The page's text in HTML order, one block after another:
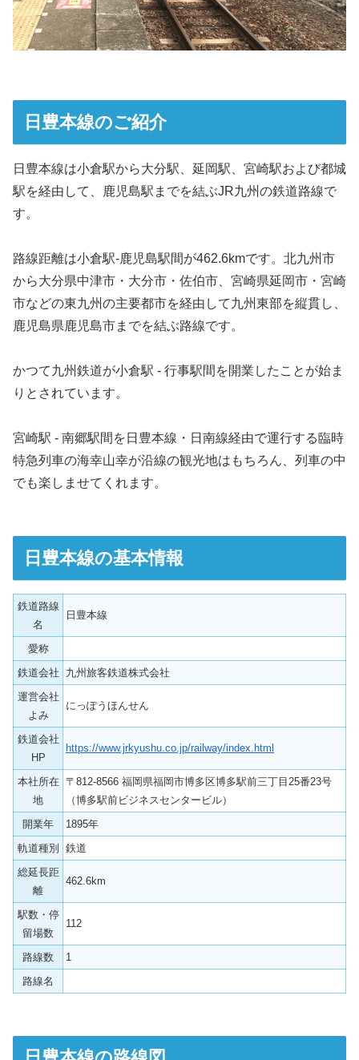
日豊本線のご紹介
日豊本線は小倉駅から大分駅、延岡駅、宮崎駅および都城
駅を経由して、鹿児島駅までを結ぶJR九州の鉄道路線で
す。
路線距離は小倉駅-鹿児島駅間が462.6kmです。北九州市
から大分県中津市・大分市・佐伯市、宮崎県延岡市・宮崎
市などの東九州の主要都市を経由して九州東部を縦貫し、
鹿児島県鹿児島市までを結ぶ路線です。
かつて九州鉄道が小倉駅 - 行事駅間を開業したことが始ま
りとされています。
宮崎駅 - 南郷駅間を日豊本線・日南線経由で運行する臨時
特急列車の海幸山幸が沿線の観光地はもちろん、列車の中
でも楽しませてくれます。
日豊本線の基本情報
鉄道路線
名
日豊本線
愛称
鉄道会社
九州旅客鉄道株式会社
運営会社
よみ
にっぽうほんせん
鉄道会社
HP
https://www.jrkyushu.co.jp/railway/index.html
本社所在
地
〒812-8566 福岡県福岡市博多区博多駅前三丁目25番23号
（博多駅前ビジネスセンタービル）
開業年
1895年
軌道種別
鉄道
総延長距
離
462.6km
駅数・停
留場数
112
路線数
1
路線名